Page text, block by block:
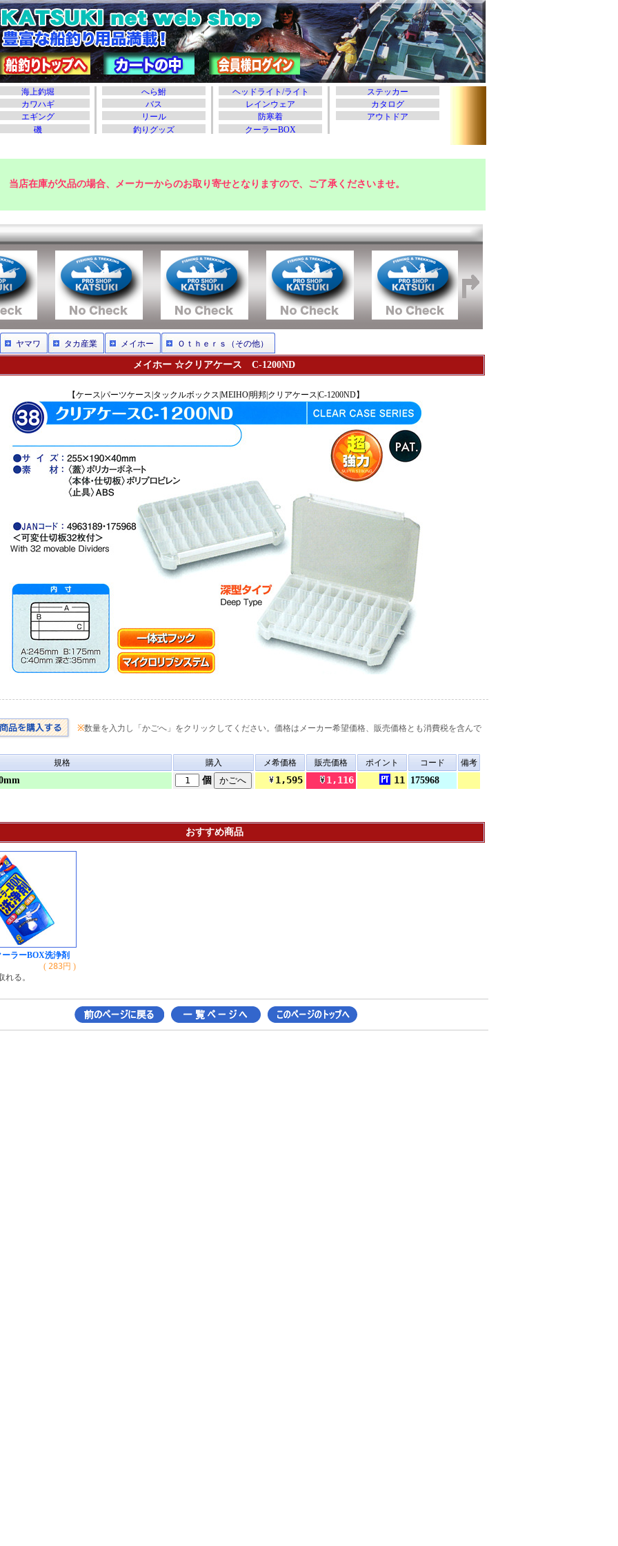
当店在庫が欠品の場合、メーカーからのお取り寄せとなりますので、ご了承くださいませ。
ヤマワ タカ産業 メイホー Ｏｔｈｅｒｓ（その他）
メイホー ☆クリアケース C-1200ND
【ケース|パーツケース|タックルボックス|MEIHO|明邦|クリアケース|C-1200ND】
※数量を入力し「かごへ」をクリックしてください。価格はメーカー希望価格、販売価格とも消費税を含んで
規格 購入 メ希価格 販売価格 ポイント コード 備考
個 1,595 1,116 11 175968
おすすめ商品
ラーBOX洗浄剤
( 283円 )
れる。